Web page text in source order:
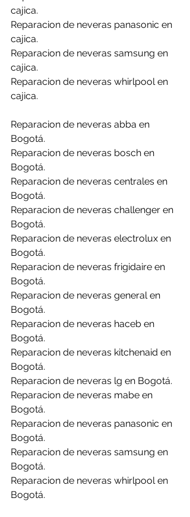
cajica.
Reparacion de neveras panasonic en
cajica.
Reparacion de neveras samsung en
cajica.
Reparacion de neveras whirlpool en
cajica.
Reparacion de neveras abba en
Bogotá.
Reparacion de neveras bosch en
Bogotá.
Reparacion de neveras centrales en
Bogotá.
Reparacion de neveras challenger en
Bogotá.
Reparacion de neveras electrolux en
Bogotá.
Reparacion de neveras frigidaire en
Bogotá.
Reparacion de neveras general en
Bogotá.
Reparacion de neveras haceb en
Bogotá.
Reparacion de neveras kitchenaid en
Bogotá.
Reparacion de neveras lg en Bogotá.
Reparacion de neveras mabe en
Bogotá.
Reparacion de neveras panasonic en
Bogotá.
Reparacion de neveras samsung en
Bogotá.
Reparacion de neveras whirlpool en
Bogotá.